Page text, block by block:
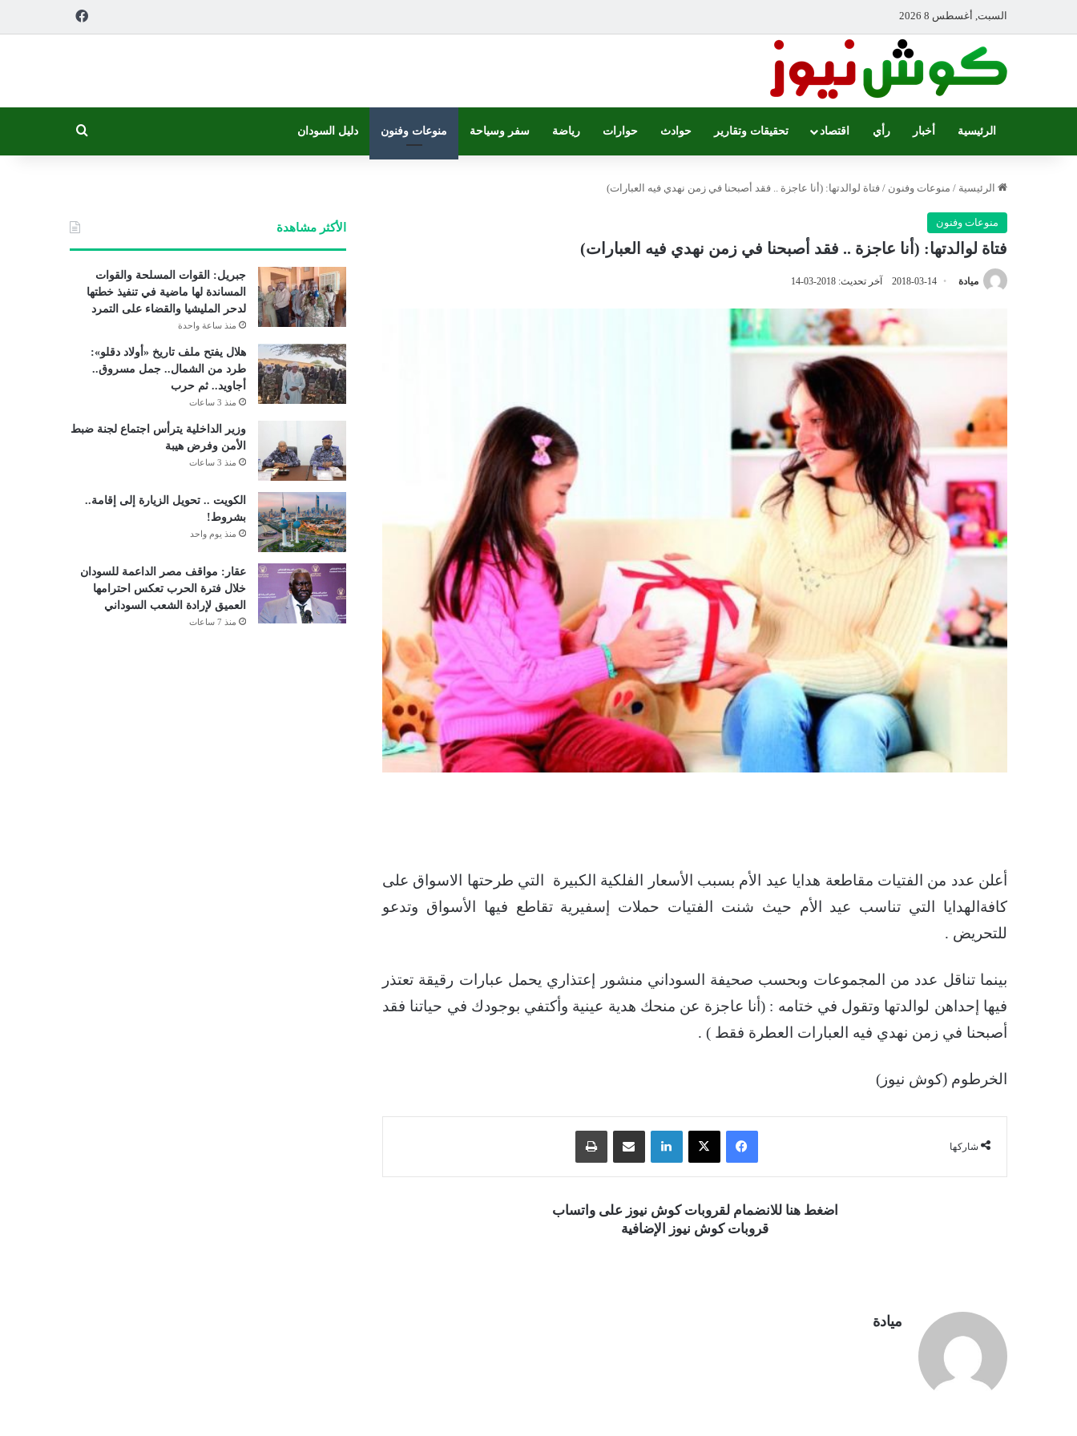
السبت, أغسطس 8 2026
الرئيسية أخبار رأي اقتصاد تحقيقات وتقارير حوادث حوارات رياضة سفر وسياحة منوعات وفنون دليل السودان
الرئيسية / منوعات وفنون / فتاة لوالدتها: (أنا عاجزة .. فقد أصبحنا في زمن نهدي فيه العبارات)
منوعات وفنون
فتاة لوالدتها: (أنا عاجزة .. فقد أصبحنا في زمن نهدي فيه العبارات)
ميادة 2018-03-14 آخر تحديث: 2018-03-14
أعلن عدد من الفتيات مقاطعة هدايا عيد الأم بسبب الأسعار الفلكية الكبيرة التي طرحتها الاسواق على
كافةالهدايا التي تناسب عيد الأم حيث شنت الفتيات حملات إسفيرية تقاطع فيها الأسواق وتدعو
للتحريض .
بينما تناقل عدد من المجموعات وبحسب صحيفة السوداني منشور إعتذاري يحمل عبارات رقيقة تعتذر
فيها إحداهن لوالدتها وتقول في ختامه : (أنا عاجزة عن منحك هدية عينية وأكتفي بوجودك في حياتنا فقد
أصبحنا في زمن نهدي فيه العبارات العطرة فقط ) .
الخرطوم (كوش نيوز)
شاركها
فيسبوك ‫X لينكدإن مشاركة عبر البريد
اضغط هنا للانضمام لقروبات كوش نيوز على واتساب
قروبات كوش نيوز الإضافية
ميادة
الأكثر مشاهدة
جبريل: القوات المسلحة والقوات
المساندة لها ماضية في تنفيذ خطتها
لدحر المليشيا والقضاء على التمرد
منذ ساعة واحدة
هلال يفتح ملف تاريخ «أولاد دقلو»:
طرد من الشمال.. جمل مسروق..
أجاويد.. ثم حرب
منذ 3 ساعات
وزير الداخلية يترأس اجتماع لجنة ضبط
الأمن وفرض هيبة
منذ 3 ساعات
الكويت .. تحويل الزيارة إلى إقامة..
بشروط!
منذ يوم واحد
عقار: مواقف مصر الداعمة للسودان
خلال فترة الحرب تعكس احترامها
العميق لإرادة الشعب السوداني
منذ 7 ساعات